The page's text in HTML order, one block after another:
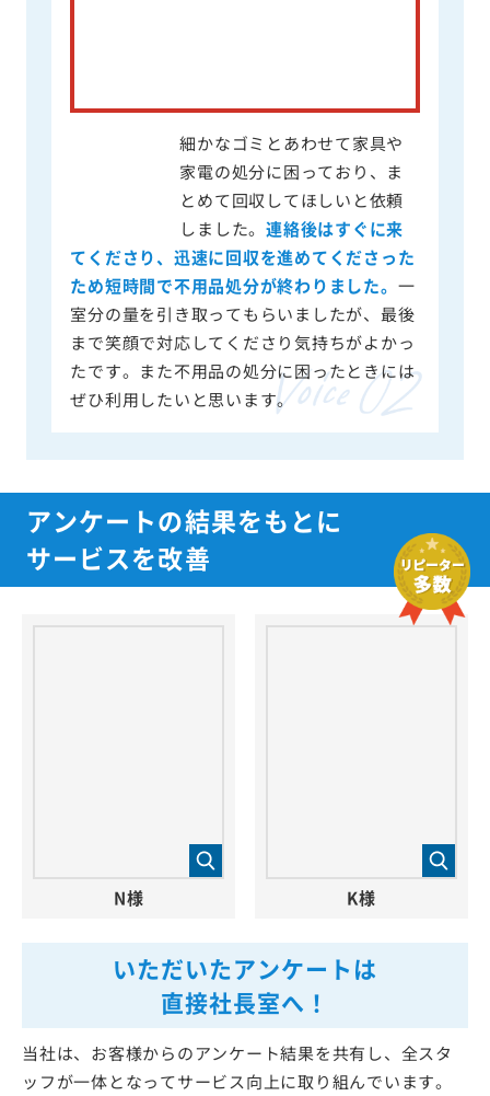
細かなゴミとあわせて家具や
家電の処分に困っており、ま
とめて回収してほしいと依頼
しました。連絡後はすぐに来
てくださり、迅速に回収を進めてくださった
ため短時間で不用品処分が終わりました。 一
室分の量を引き取ってもらいましたが、最後
まで笑顔で対応してくださり気持ちがよかっ
たです。また不用品の処分に困ったときには
ぜひ利用したいと思います。
アンケートの結果をもとに
サービスを改善
いただいたアンケートは
直接社長室へ！
当社は、お客様からのアンケート結果を共有し、全スタ
ッフが一体となってサービス向上に取り組んでいます。
N様 K様